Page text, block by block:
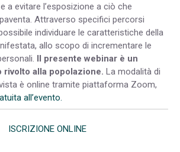
a evitare l’esposizione a ciò che
Attraverso specifici percorsi
individuare le caratteristiche della
allo scopo di incrementare le
Il presente webinar è un
rivolto alla popolazione. La modalità di
è online tramite piattaforma Zoom,
all’evento.
ISCRIZIONE ONLINE